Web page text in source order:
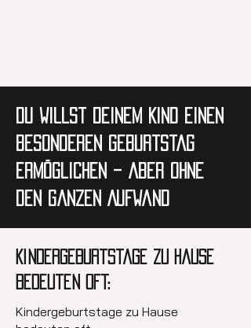
Du willst deinem Kind einen
besonderen Geburtstag
ermöglichen – aber ohne
den ganzen Aufwand
Kindergeburtstage zu Hause
bedeuten oft:
Kindergeburtstage zu Hause